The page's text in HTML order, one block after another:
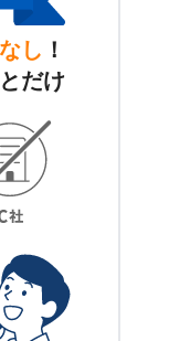
し ！
だけ